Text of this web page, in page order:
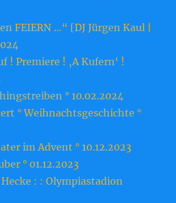
FEIERN …“ [DJ Jürgen Kaul |
! Premiere ! ‚A Kufern‘ !
° 10.02.2024
° Weihnachtsgeschichte °
im Advent ° 10.12.2023
° 01.12.2023
: : Olympiastadion